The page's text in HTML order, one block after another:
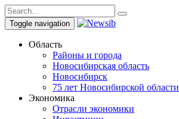
Toggle navigation
Область
Районы и города
Новосибирская область
Новосибирск
75 лет Новосибирской области
Экономика
Отрасли экономики